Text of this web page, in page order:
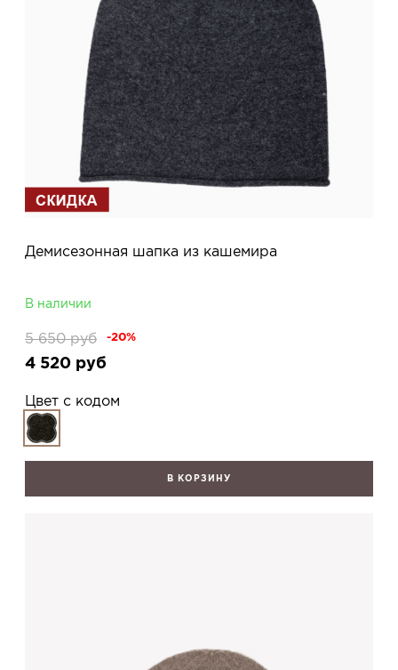
Демисезонная шапка из кашемира
В наличии
5 650 руб -20%
4 520 руб
Цвет с кодом
В КОРЗИНУ